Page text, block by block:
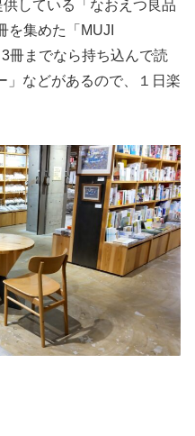
している「なおえつ良品
を集めた「MUJI
冊までなら持ち込んで読
」などがあるので、１日楽